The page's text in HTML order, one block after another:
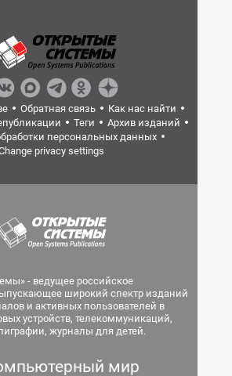
Обратная связь
Как нас найти
Теги
Архив изданий
персональных данных
privacy settings
- ведущее российское
широкий спектр изданий
и активных пользователей в
устройств, телекоммуникаций,
журналы для детей.
мир